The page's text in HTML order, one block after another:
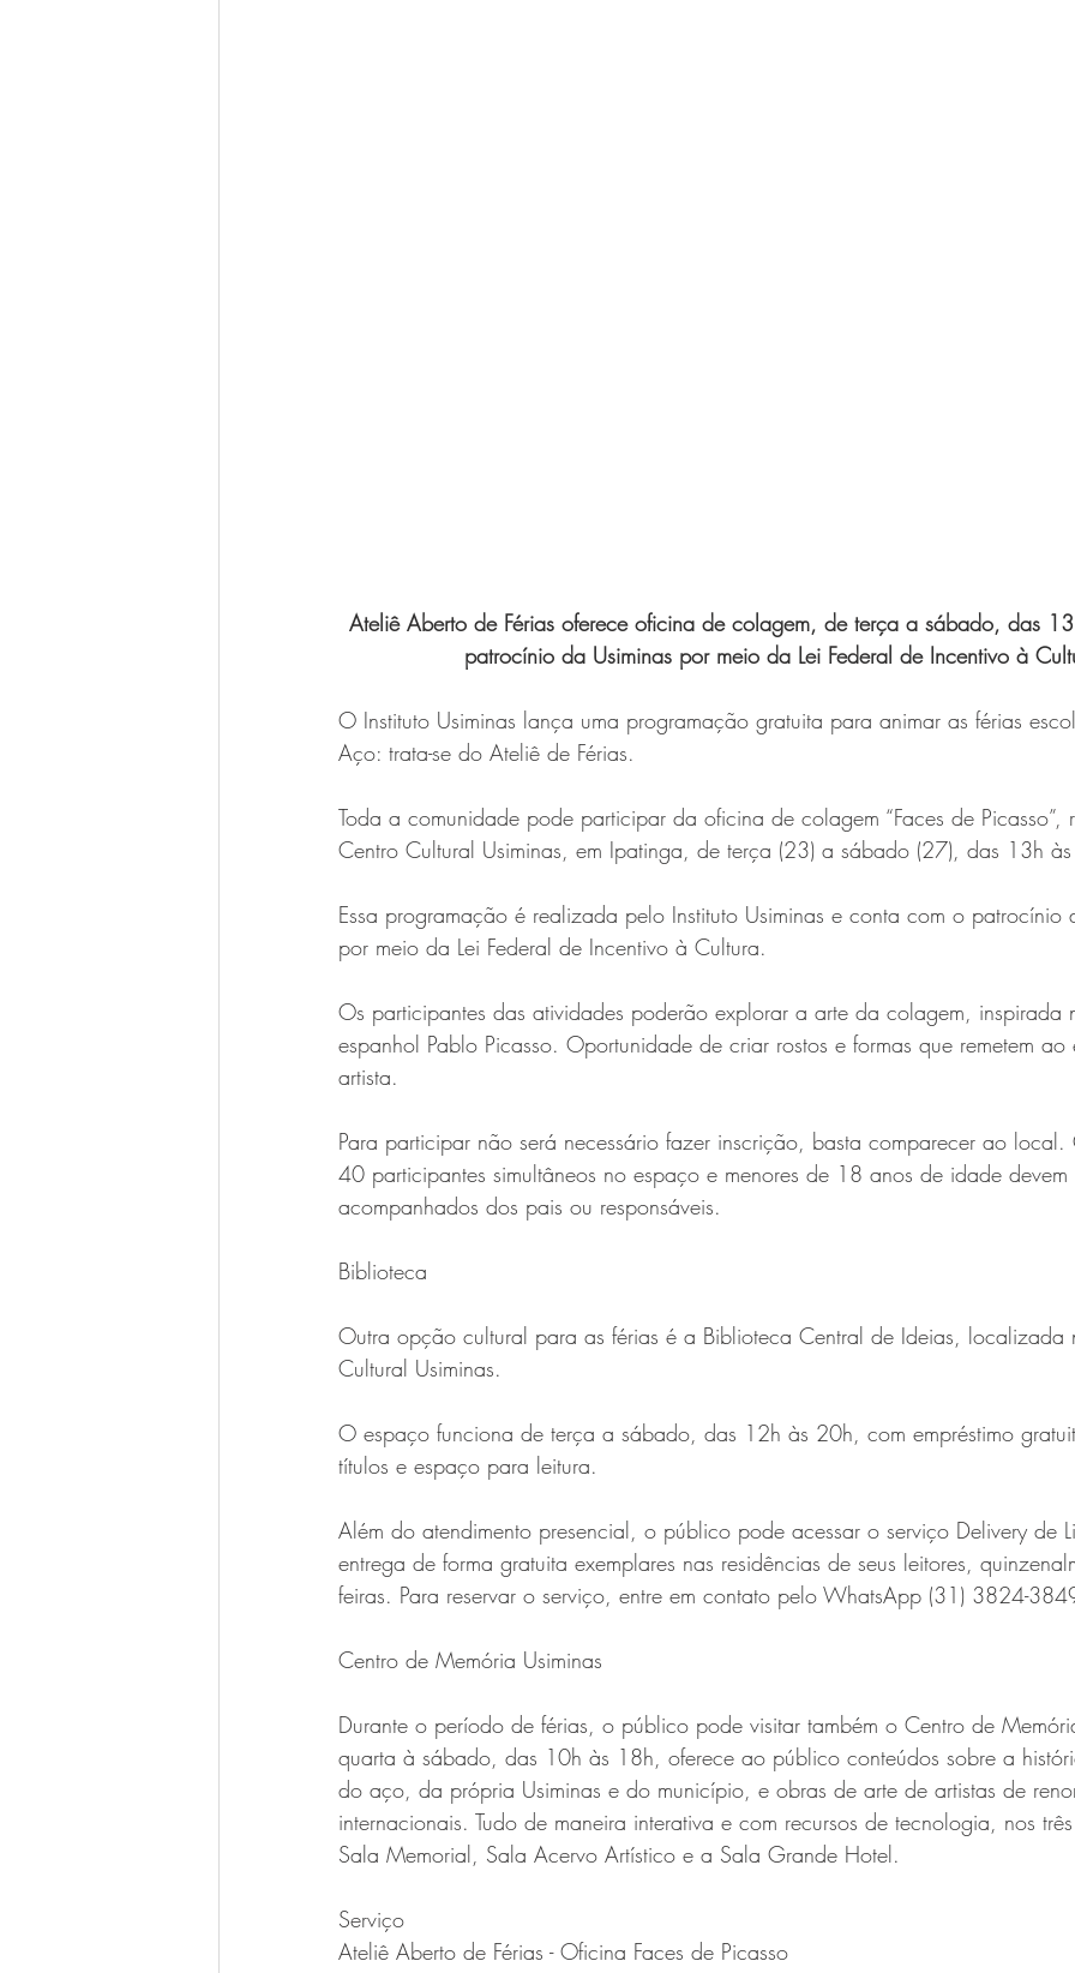
Ateliê Aberto de Férias oferece oficina de colagem, de terça a sábado, das
patrocínio da Usiminas por meio da Lei Federal de Incentivo à
O Instituto Usiminas lança uma programação gratuita para animar as férias
Aço: trata-se do Ateliê de Férias.
Toda a comunidade pode participar da oficina de colagem “Faces de
Centro Cultural Usiminas, em Ipatinga, de terça (23) a sábado (27), das 13h
Essa programação é realizada pelo Instituto Usiminas e conta com o
por meio da Lei Federal de Incentivo à Cultura.
Os participantes das atividades poderão explorar a arte da colagem, inspirada
espanhol Pablo Picasso. Oportunidade de criar rostos e formas que remetem
artista.
Para participar não será necessário fazer inscrição, basta comparecer ao
40 participantes simultâneos no espaço e menores de 18 anos de idade
acompanhados dos pais ou responsáveis.
Biblioteca
Outra opção cultural para as férias é a Biblioteca Central de Ideias,
Cultural Usiminas.
O espaço funciona de terça a sábado, das 12h às 20h, com empréstimo
títulos e espaço para leitura.
Além do atendimento presencial, o público pode acessar o serviço Delivery de
entrega de forma gratuita exemplares nas residências de seus leitores,
feiras. Para reservar o serviço, entre em contato pelo WhatsApp (31) 3824-
Centro de Memória Usiminas
Durante o período de férias, o público pode visitar também o Centro de
quarta à sábado, das 10h às 18h, oferece ao público conteúdos sobre a
do aço, da própria Usiminas e do município, e obras de arte de artistas de
internacionais. Tudo de maneira interativa e com recursos de tecnologia, nos
Sala Memorial, Sala Acervo Artístico e a Sala Grande Hotel.
Serviço
Ateliê Aberto de Férias - Oficina Faces de Picasso